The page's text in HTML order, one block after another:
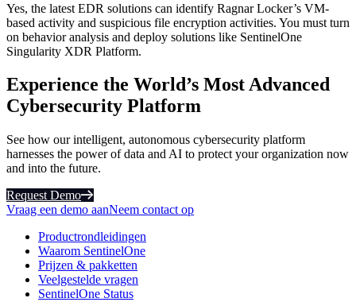
Yes, the latest EDR solutions can identify Ragnar Locker’s VM-
based activity and suspicious file encryption activities. You must turn
on behavior analysis and deploy solutions like SentinelOne
Singularity XDR Platform.
Experience the World’s Most Advanced
Cybersecurity Platform
See how our intelligent, autonomous cybersecurity platform
harnesses the power of data and AI to protect your organization now
and into the future.
Request Demo
Vraag een demo aanNeem contact op
Productrondleidingen
Waarom SentinelOne
Prijzen & pakketten
Veelgestelde vragen
SentinelOne Status